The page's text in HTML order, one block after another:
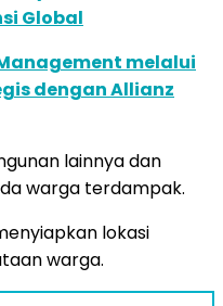
Global
melalui
dengan Allianz
lainnya dan
warga terdampak.
lokasi
warga.